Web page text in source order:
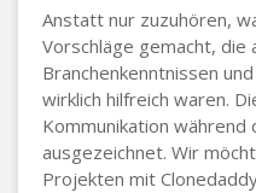
Anstatt nur zuzuhören,
Vorschläge gemacht, die
Branchenkenntnissen
wirklich hilfreich waren.
Kommunikation
ausgezeichnet. Wir
Projekten mit